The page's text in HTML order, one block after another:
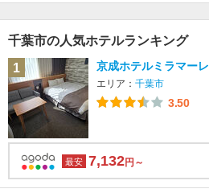
千葉市の人気ホテルランキング
1
京成ホテルミラマーレ
エリア： 千葉市
3.50
最安 7,132円～